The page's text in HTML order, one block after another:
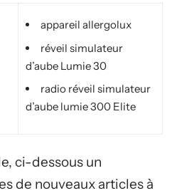
appareil allergolux
réveil simulateur
d’aube Lumie 30
radio réveil simulateur
d’aube lumie 300 Elite
ci-dessous un
de nouveaux articles à